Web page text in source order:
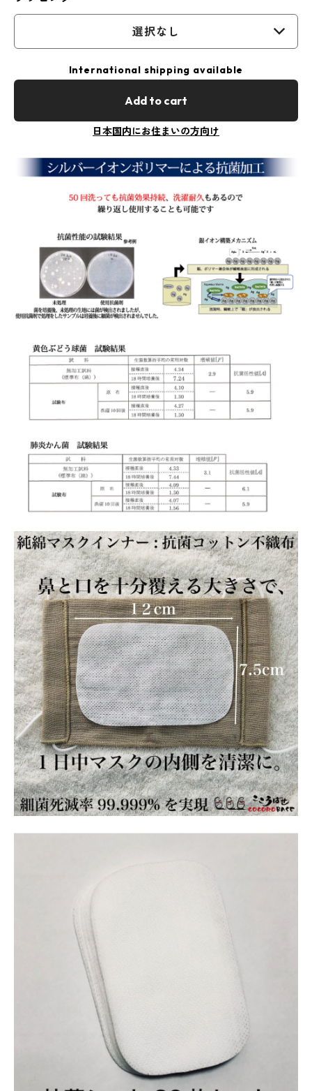
選択なし
International shipping available
Add to cart
日本国内にお住まいの方向け